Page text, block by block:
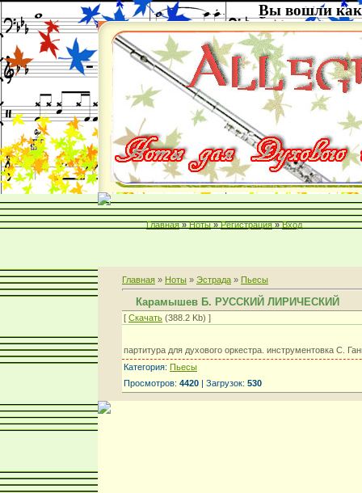
Вы вошли как
Главная » Ноты » Регистрация » Вход
Главная » Ноты » Эстрада » Пьесы
Карамышев Б. РУССКИЙ ЛИРИЧЕСКИЙ
[ Скачать (388.2 Kb) ]
партитура для духового оркестра. инструментовка С.
Категория: Пьесы
Просмотров: 4420 | Загрузок: 530